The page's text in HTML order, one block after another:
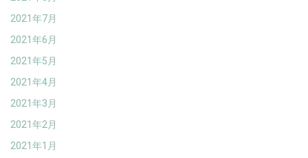
2021年7月
2021年6月
2021年5月
2021年4月
2021年3月
2021年2月
2021年1月